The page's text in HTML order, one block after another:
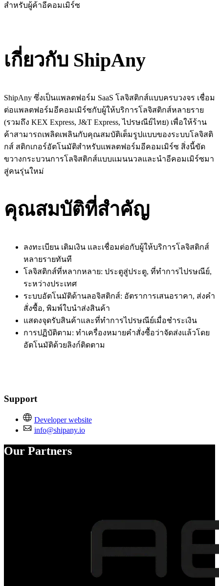
สำหรับผู้ค้าอีคอมเมิร์ซ
เกี่ยวกับ ShipAny
ShipAny ซึ่งเป็นแพลตฟอร์ม SaaS โลจิสติกส์แบบครบวงจร เชื่อม
ต่อแพลตฟอร์มอีคอมเมิร์ซกับผู้ให้บริการโลจิสติกส์หลายราย
(รวมถึง KEX Express, J&T Express, ไปรษณีย์ไทย) เพื่อให้ร้าน
ค้าสามารถเพลิดเพลินกับคุณสมบัติเต็มรูปแบบของระบบโลจิสติ
กส์ สติกเกอร์อัตโนมัติสำหรับแพลตฟอร์มอีคอมเมิร์ซ สิ่งนี้ขัด
ขวางกระบวนการโลจิสติกส์แบบแมนนวลและนำอีคอมเมิร์ซมา
สู่คนรุ่นใหม่
คุณสมบัติที่สำคัญ
ลงทะเบียน เติมเงิน และเชื่อมต่อกับผู้ให้บริการโลจิสติกส์
หลายรายทันที
โลจิสติกส์ที่หลากหลาย: ประตูสู่ประตู, ที่ทำการไปรษณีย์,
ระหว่างประเทศ
ระบบอัตโนมัติด้านลอจิสติกส์: อัตราการเสนอราคา, ส่งคำ
สั่งซื้อ, พิมพ์ใบนำส่งสินค้า
แสดงจุดรับสินค้าและที่ทำการไปรษณีย์เมื่อชำระเงิน
การปฏิบัติตาม: ทำเครื่องหมายคำสั่งซื้อว่าจัดส่งแล้วโดย
อัตโนมัติด้วยลิงก์ติดตาม
Support
Developer website
info@shipany.io
Our Partners